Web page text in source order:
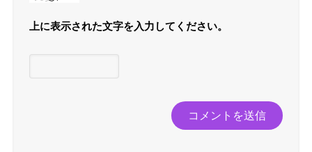
上に表示された文字を入力してください。